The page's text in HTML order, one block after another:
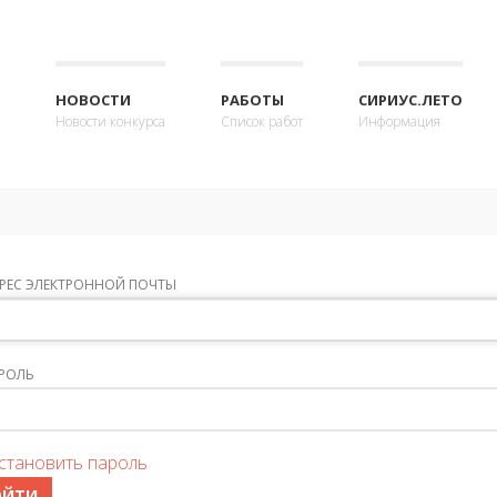
НОВОСТИ
Новости конкурса
РАБОТЫ
Список работ
СИРИУС.ЛЕТО
Информация
ЭЛЕКТРОННОЙ ПОЧТЫ
пароль